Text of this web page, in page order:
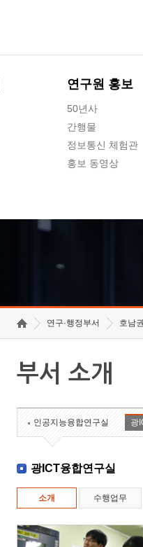
연구원 홍보
50년사
간행물
정보통신 체험관
홍보 동영상
연구·행정부서 호남
부서 소개
인공지능융합연구실 광
광ICT융합연구실
소개 수행업무